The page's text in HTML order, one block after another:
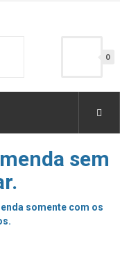
0
sem
somente com os